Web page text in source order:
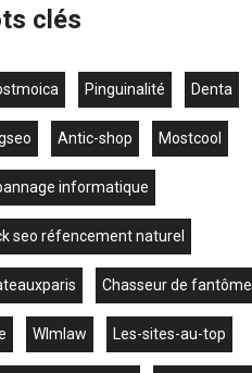
clés
Pinguinalité denta
antic-shop mostcool
informatique
seo réfencement naturel
chasseur de fantôme
wlmlaw les-sites-au-top